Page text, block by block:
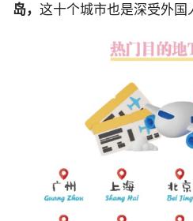
岛， 这十个城市也是深受外国